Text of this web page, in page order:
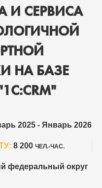
И СЕРВИСА
НА БАЗЕ
2025 - Январь 2026
8 200 ЧЕЛ.-ЧАС.
федеральный округ